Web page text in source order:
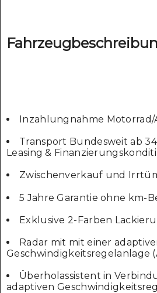
Inzahlungnahme
Transport Bundesweit ab
Leasing &
Zwischenverkauf und
5 Jahre Garantie ohne km-
Exklusive 2-Farben
Radar mit mit einer
Geschwindigkeitsregelanlage
Überholassistent in
adaptiven